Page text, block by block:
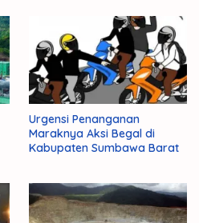
Urgensi Penanganan
Maraknya Aksi Begal di
Kabupaten Sumbawa Barat